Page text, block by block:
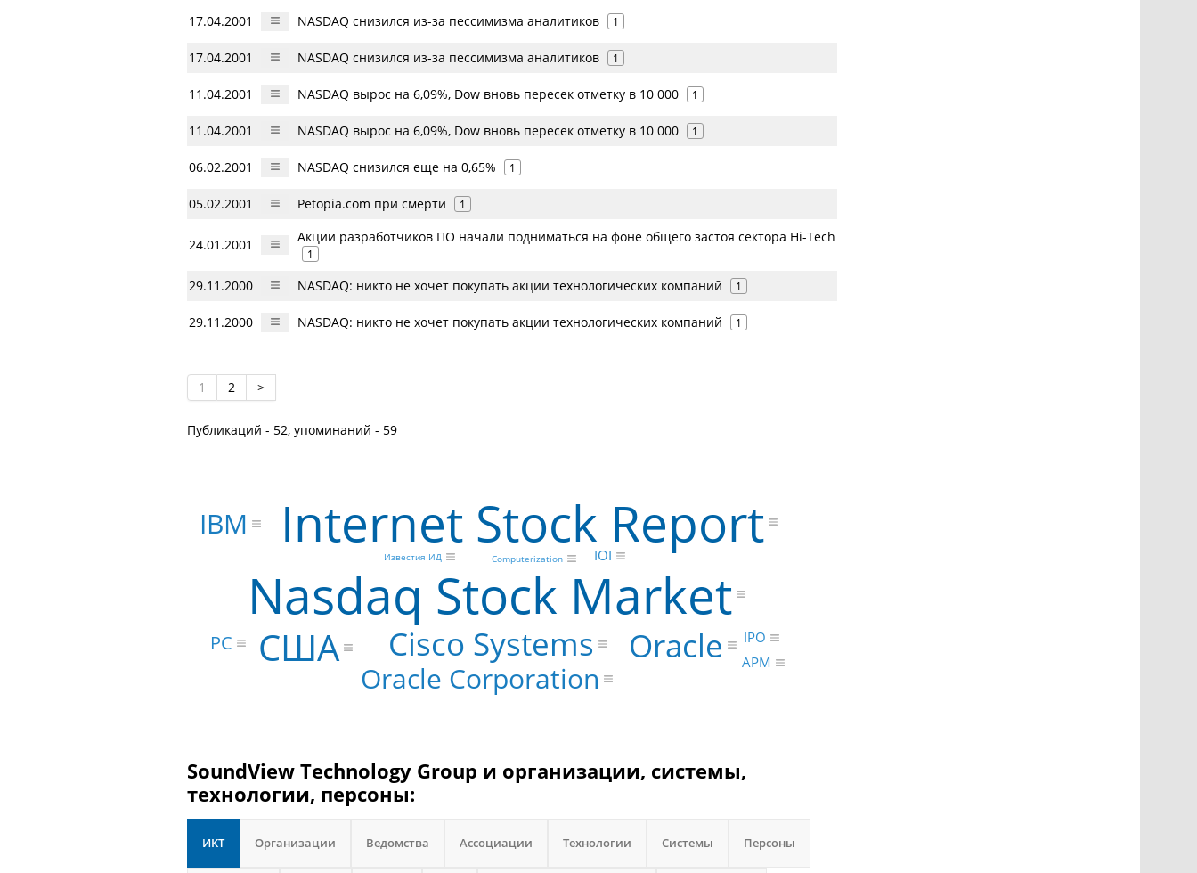
17.04.2001 NASDAQ снизился из-за пессимизма аналитиков 1
17.04.2001 NASDAQ снизился из-за пессимизма аналитиков 1
11.04.2001 NASDAQ вырос на 6,09%, Dow вновь пересек отметку в 10 000 1
11.04.2001 NASDAQ вырос на 6,09%, Dow вновь пересек отметку в 10 000 1
06.02.2001 NASDAQ снизился еще на 0,65% 1
05.02.2001 Petopia.com при смерти 1
24.01.2001 Акции разработчиков ПО начали подниматься на фоне общего застоя сектора Hi-Tech
1
29.11.2000 NASDAQ: никто не хочет покупать акции технологических компаний 1
29.11.2000 NASDAQ: никто не хочет покупать акции технологических компаний 1
1 2 >
Публикаций - 52, упоминаний - 59
Nasdaq Stock Market
Internet Stock Report
США Cisco Systems Oracle
IBM
Oracle Corporation
PC
АРМ
IPO
IOI
Computerization
Известия ИД
SoundView Technology Group и организации, системы,
технологии, персоны:
ИКТ Организации Ведомства Ассоциации Технологии Системы Персоны